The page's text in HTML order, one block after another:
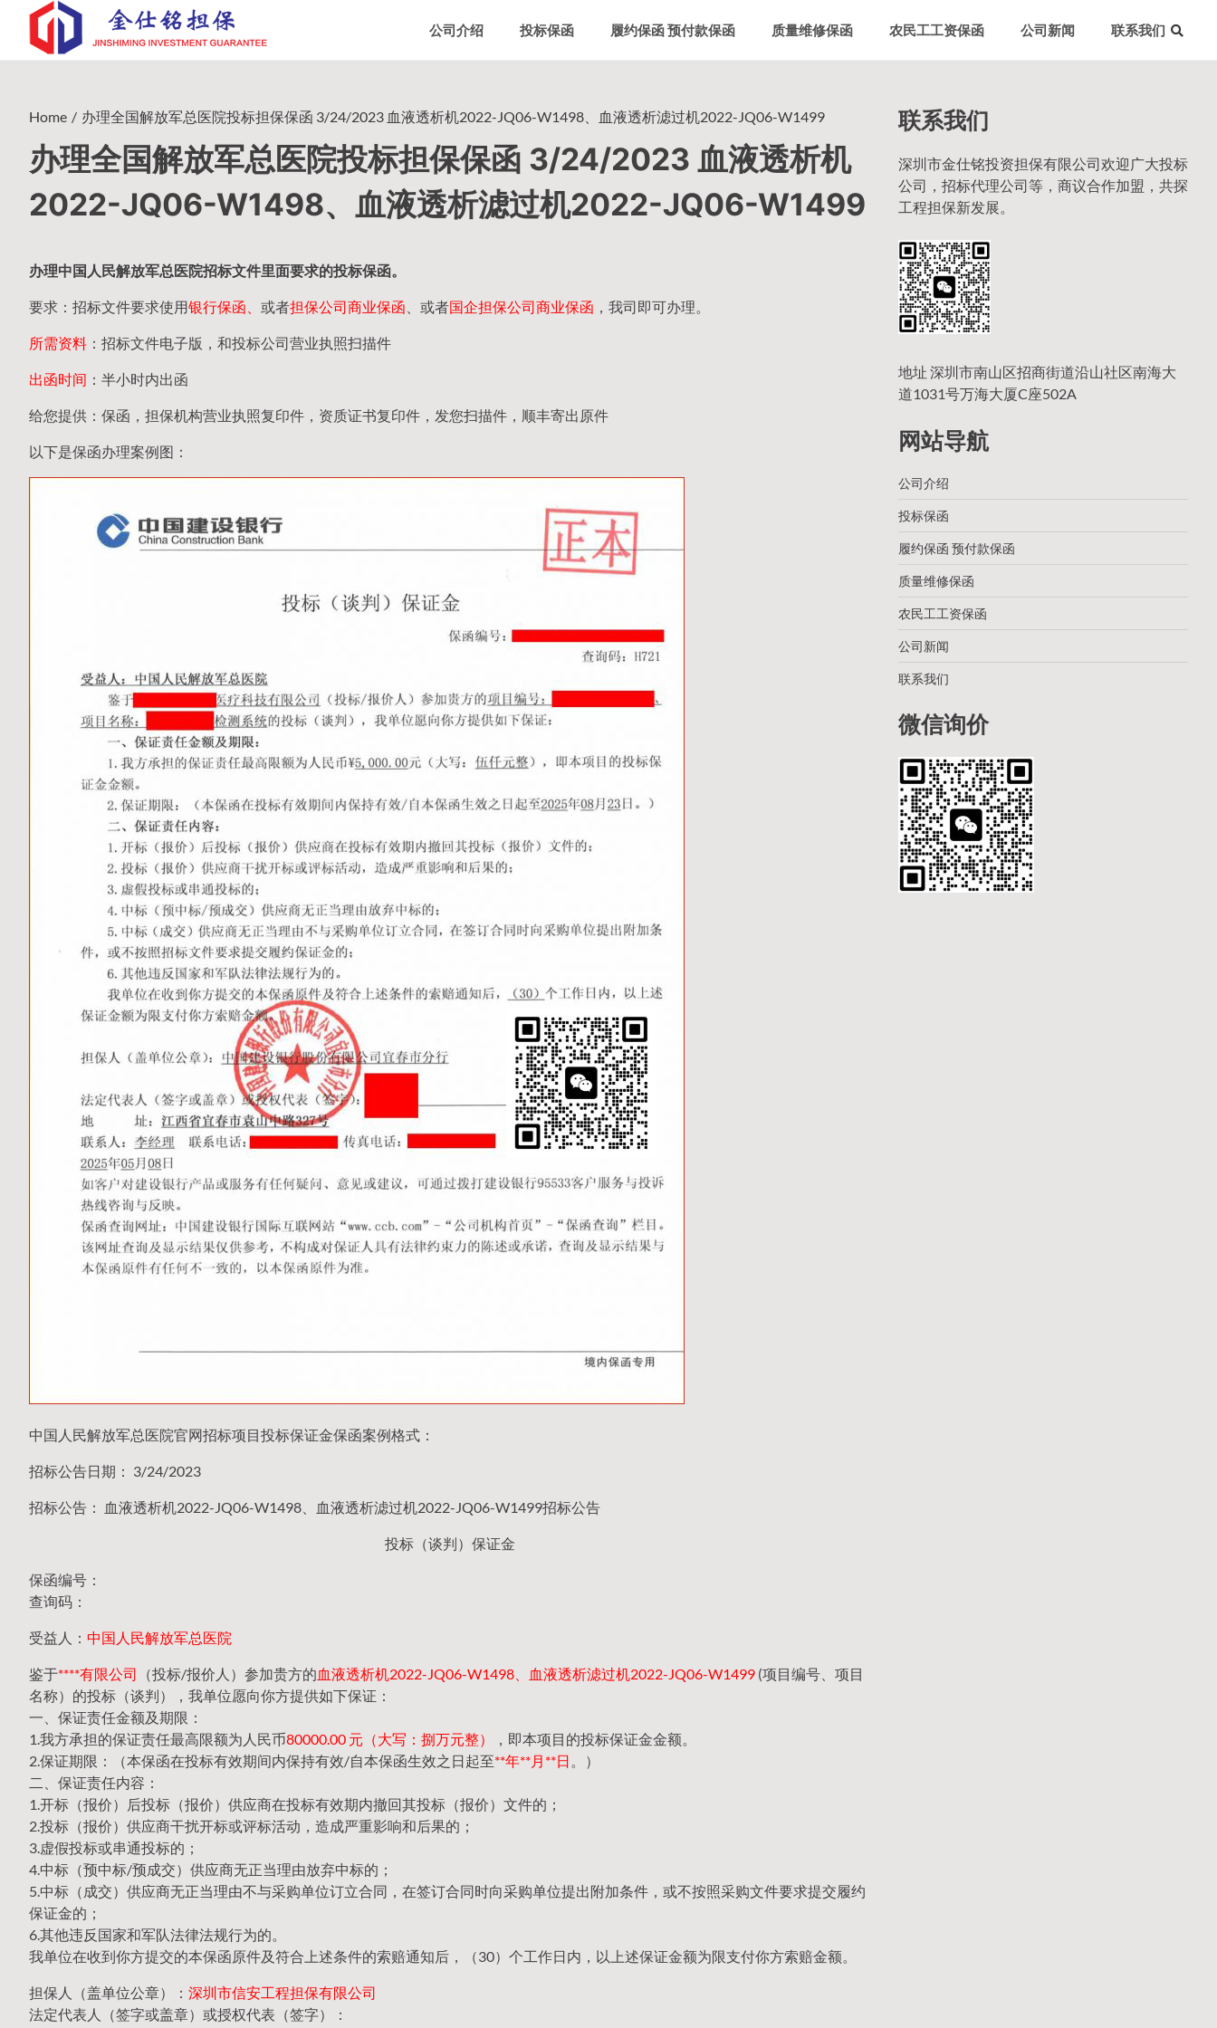
content
公司介绍 投标保函 履约保函 预付款保函 质量维修保函 农民工工资保函 公司新闻 联系我们
Home 办理全国解放军总医院投标担保保函 3/24/2023 血液透析机2022-JQ06-W1498、血液透析滤过机2022-JQ06-W1499
办理全国解放军总医院投标担保保函 3/24/2023 血液透析机
2022-JQ06-W1498、血液透析滤过机2022-JQ06-W1499
办理中国人民解放军总医院招标文件里面要求的投标保函。
要求：招标文件要求使用银行保函、 或者担保公司商业保函 、或者国企担保公司商业保函 ，我司即可办理。
所需资料 ：招标文件电子版，和投标公司营业执照扫描件
出函时间 ：半小时内出函
给您提供：保函，担保机构营业执照复印件，资质证书复印件，发您扫描件，顺丰寄出原件
以下是保函办理案例图：
中国人民解放军总医院官网招标项目投标保证金保函案例格式：
招标公告日期： 3/24/2023
招标公告： 血液透析机2022-JQ06-W1498、血液透析滤过机2022-JQ06-W1499招标公告
投标（谈判）保证金
保函编号：
查询码：
受益人： 中国人民解放军总医院
鉴于****有限公司 （投标/报价人）参加贵方的血液透析机2022-JQ06-W1498、血液透析滤过机2022-JQ06-W1499 (项目编号、项目
名称）的投标（谈判），我单位愿向你方提供如下保证：
一、保证责任金额及期限：
1.我方承担的保证责任最高限额为人民币80000.00 元（大写：捌万元整）
，即本项目的投标保证金金额。
2.保证期限：（本保函在投标有效期间内保持有效/自本保函生效之日起至**年**月**日 。）
二、保证责任内容：
1.开标（报价）后投标（报价）供应商在投标有效期内撤回其投标（报价）文件的；
2.投标（报价）供应商干扰开标或评标活动，造成严重影响和后果的；
3.虚假投标或串通投标的；
4.中标（预中标/预成交）供应商无正当理由放弃中标的；
5.中标（成交）供应商无正当理由不与采购单位订立合同，在签订合同时向采购单位提出附加条件，或不按照采购文件要求提交履约
保证金的；
6.其他违反国家和军队法律法规行为的。
我单位在收到你方提交的本保函原件及符合上述条件的索赔通知后，（30）个工作日内，以上述保证金额为限支付你方索赔金额。
担保人（盖单位公章）： 深圳市信安工程担保有限公司
法定代表人（签字或盖章）或授权代表（签字）：
联系我们
深圳市金仕铭投资担保有限公司欢迎广大投标
公司，招标代理公司等，商议合作加盟，共探
工程担保新发展。
地址 深圳市南山区招商街道沿山社区南海大
道1031号万海大厦C座502A
网站导航
公司介绍
投标保函
履约保函 预付款保函
质量维修保函
农民工工资保函
公司新闻
联系我们
微信询价